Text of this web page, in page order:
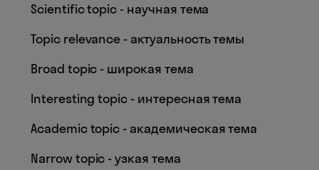
Scientific topic - научная тема
Topic relevance - актуальность темы
Broad topic - широкая тема
Interesting topic - интересная тема
Academic topic - академическая тема
Narrow topic - узкая тема